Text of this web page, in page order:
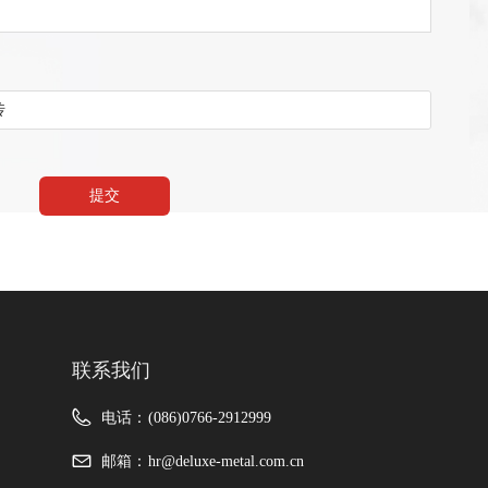
提交
电话： (086)0766-2912999
邮箱： hr@deluxe-metal.com.cn
联系我们